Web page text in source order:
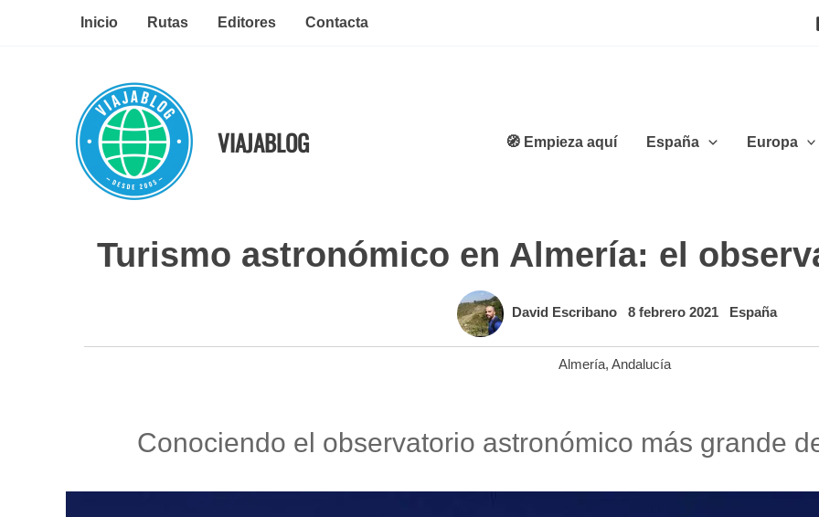
Inicio Rutas Editores Contacta
VIAJABLOG 🧭 Empieza aquí España Europa
Turismo astronómico en Almería: el
David Escribano 8 febrero 2021 España
Almería, Andalucía
Conociendo el observatorio astronómico más grande